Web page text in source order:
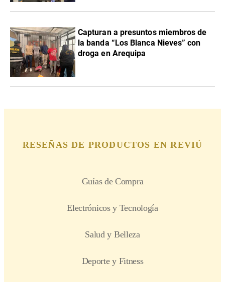
Capturan a presuntos miembros de
la banda “Los Blanca Nieves” con
droga en Arequipa